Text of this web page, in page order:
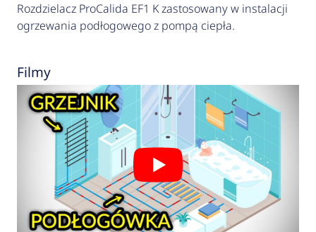
Rozdzielacz ProCalida EF1 K zastosowany w instalacji
ogrzewania podłogowego z pompą ciepła.
Filmy